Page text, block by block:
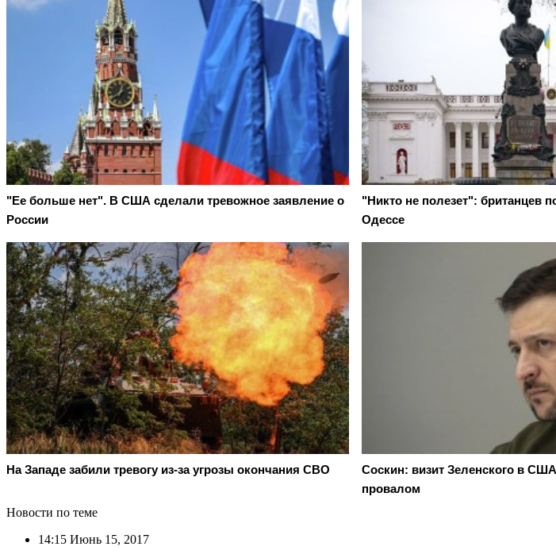
"Ее больше нет". В США сделали тревожное заявление о
России
"Никто не полезет": британцев
Одессе
На Западе забили тревогу из-за угрозы окончания СВО
Соскин: визит Зеленского в
провалом
Новости по теме
14:15 Июнь 15, 2017